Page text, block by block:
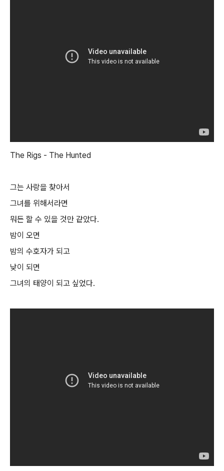
The Rigs - The Hunted
그는 사랑을 찾아서
그녀를 위해서라면
뭐든 할 수 있을 것만 같았다.
밤이 오면
밤의 수호자가 되고
낮이 되면
그녀의 태양이 되고 싶었다.